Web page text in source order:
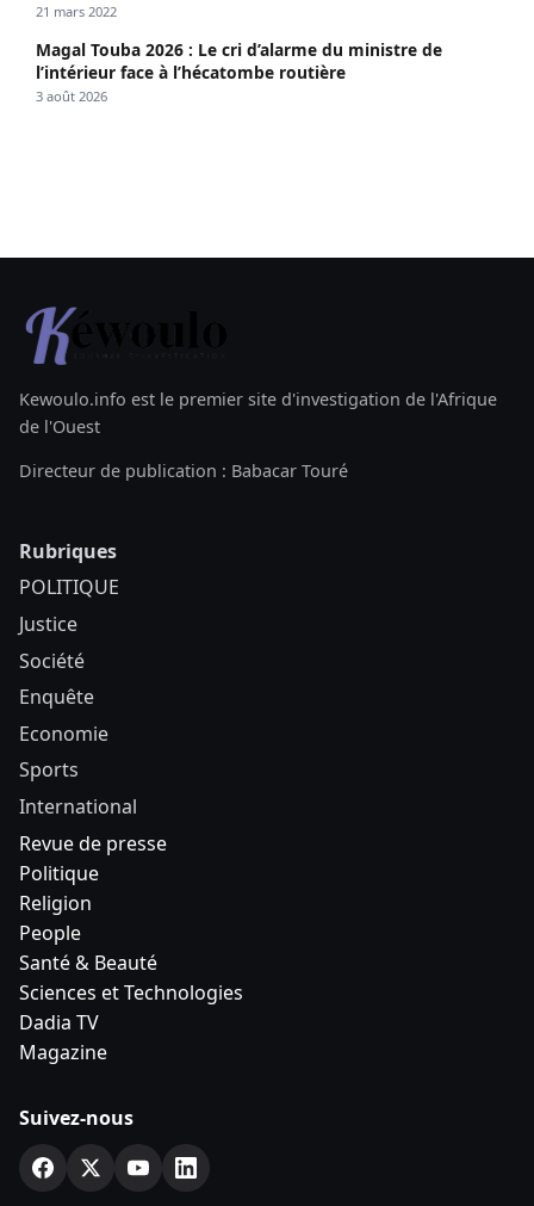
21 mars 2022
Magal Touba 2026 : Le cri d’alarme du ministre de
l’intérieur face à l’hécatombe routière
3 août 2026
Kewoulo.info est le premier site d'investigation de l'Afrique
de l'Ouest
Directeur de publication : Babacar Touré
Rubriques
POLITIQUE
Justice
Société
Enquête
Economie
Sports
International
Revue de presse
Politique
Religion
People
Santé & Beauté
Sciences et Technologies
Dadia TV
Magazine
Suivez-nous